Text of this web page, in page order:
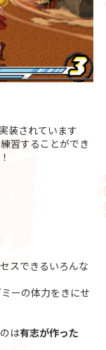
装されています
習することができ
スできるいろんな
ーの体力をきにせ
は有志が作った